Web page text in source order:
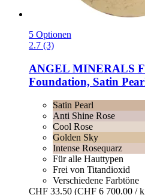
5 Optionen
2.7 (3)
ANGEL MINERALS
Foundation, Satin
Satin Pearl
Anti Shine Rose
Cool Rose
Golden Sky
Intense Rosequarz
Für alle Hauttypen
Frei von Titandioxid
Verschiedene Farbtöne
CHF 33.50 (CHF 6 700.00 /